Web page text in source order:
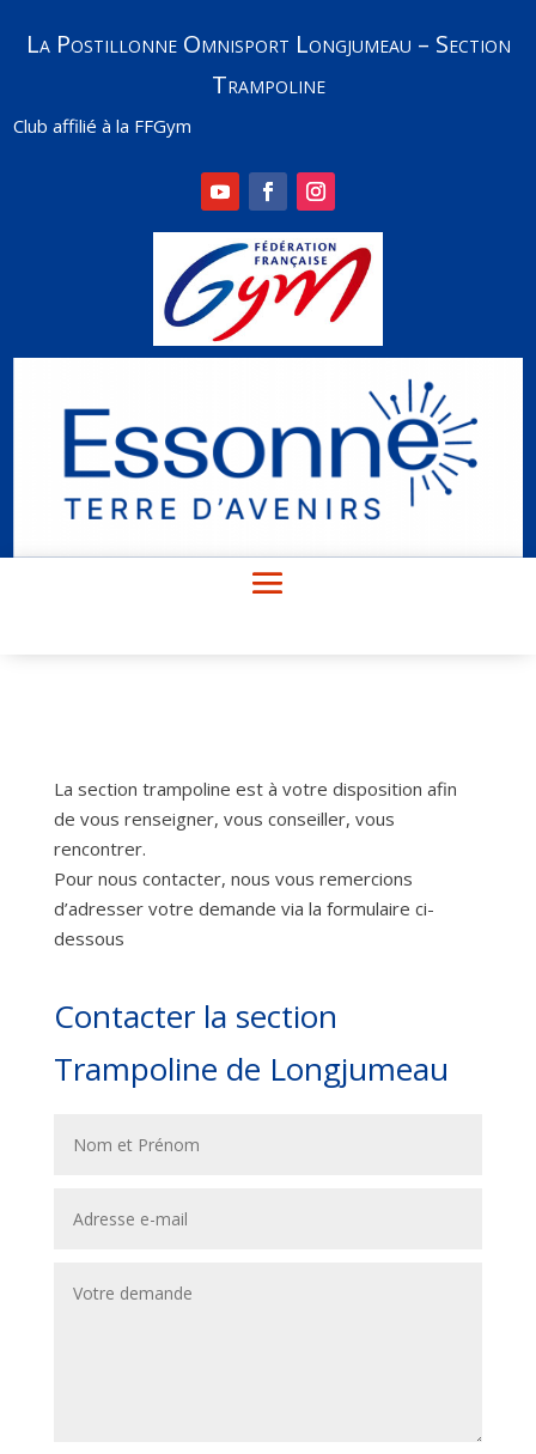
La Postillonne Omnisport Longjumeau – Section
Trampoline
Club affilié à la FFGym
La section trampoline est à votre disposition afin
de vous renseigner, vous conseiller, vous
rencontrer.
Pour nous contacter, nous vous remercions
d’adresser votre demande via la formulaire ci-
dessous
Contacter la section
Trampoline de Longjumeau